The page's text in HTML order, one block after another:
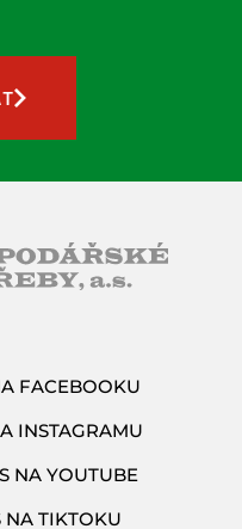
FACEBOOKU
INSTAGRAMU
NA YOUTUBE
NA TIKTOKU